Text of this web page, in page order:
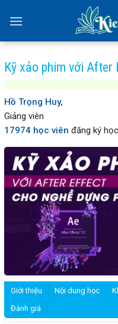
Kỹ xảo phim với After
Hồ Trọng Huy,
Giảng viên
17974 học viên đăng ký học
Giới thiệu Nội dung học
Đánh giá